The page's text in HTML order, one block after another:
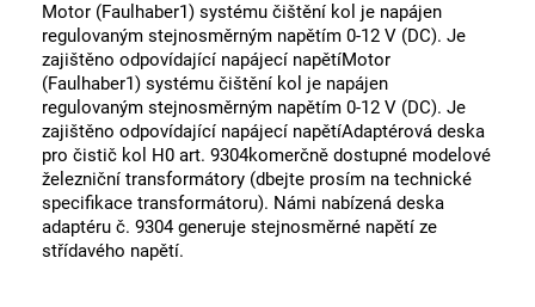
Motor (Faulhaber1) systému čištění kol je napájen
regulovaným stejnosměrným napětím 0-12 V (DC). Je
zajištěno odpovídající napájecí napětíMotor
(Faulhaber1) systému čištění kol je napájen
regulovaným stejnosměrným napětím 0-12 V (DC). Je
zajištěno odpovídající napájecí napětíAdaptérová deska
pro čistič kol H0 art. 9304komerčně dostupné modelové
železniční transformátory (dbejte prosím na technické
specifikace transformátoru). Námi nabízená deska
adaptéru č. 9304 generuje stejnosměrné napětí ze
střídavého napětí.